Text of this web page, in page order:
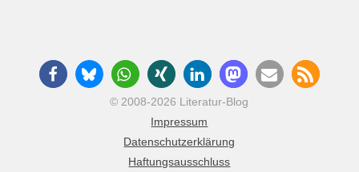
© 2008-2026 Literatur-Blog
Impressum
Datenschutzerklärung
Haftungsausschluss